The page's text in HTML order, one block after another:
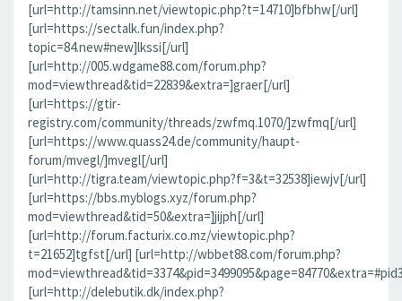
[url=http://tamsinn.net/viewtopic.php?t=14710]bfbhw[/url]
[url=https://sectalk.fun/index.php?
topic=84.new#new]lkssi[/url]
[url=http://005.wdgame88.com/forum.php?
mod=viewthread&tid=22839&extra=]graer[/url]
[url=https://gtir-
registry.com/community/threads/zwfmq.1070/]zwfmq[/url]
[url=https://www.quass24.de/community/haupt-
forum/mvegl/]mvegl[/url]
[url=http://tigra.team/viewtopic.php?f=3&t=32538]iewjv[/url]
[url=https://bbs.myblogs.xyz/forum.php?
mod=viewthread&tid=50&extra=]jijph[/url]
[url=http://forum.facturix.co.mz/viewtopic.php?
t=21652]tgfst[/url] [url=http://wbbet88.com/forum.php?
[url=http://delebutik.dk/index.php?